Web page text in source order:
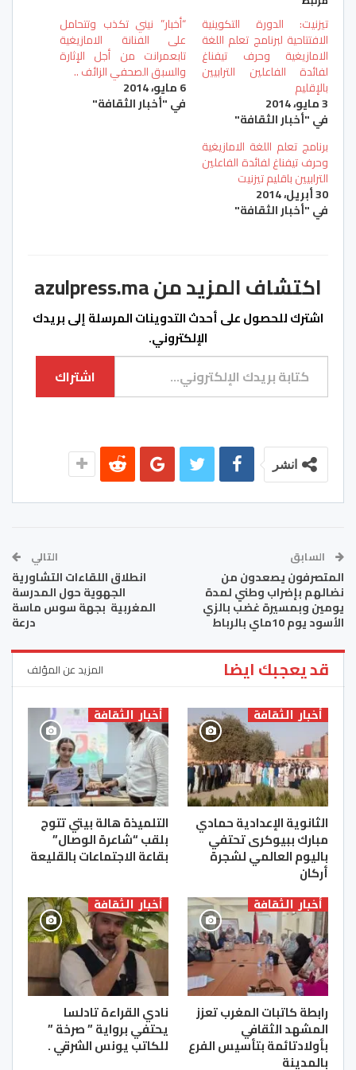
تيزنيت: الدورة التكوينية
الافتتاحية لبرنامج تعلم اللغة
الامازيغية وحرف تيفناغ
لفائدة الفاعلين الترابيين
بالإقليم
3 مايو، 2014
في "أخبار الثقافة"
“أخبار” نيني تكذب وتتحامل
على الفنانة الامازيغية
تابعمرانت من أجل الإثارة
والسبق الصحفي الزائف ..
6 مايو، 2014
في "أخبار الثقافة"
برنامج تعلم اللغة الامازيغية
وحرف تيفناغ لفائدة الفاعلين
الترابيين باقليم تيزنيت
30 أبريل، 2014
في "أخبار الثقافة"
اكتشاف المزيد من azulpress.ma
اشترك للحصول على أحدث التدوينات المرسلة إلى بريدك
الإلكتروني.
كتابة بريدك الإلكتروني...
اشتراك
انشر
السابق
المتصرفون يصعدون من
نضالهم بإضراب وطني لمدة
يومين وبمسيرة غضب بالزي
الأسود يوم 10ماي بالرباط
التالي
انطلاق اللقاءات التشاورية
الجهوية حول المدرسة
المغربية بجهة سوس ماسة
درعة
قد يعجبك ايضا المزيد عن المؤلف
أخبار الثقافة
الثانوية الإعدادية حمادي
مبارك ببيوكرى تحتفي
باليوم العالمي لشجرة
أركان
أخبار الثقافة
التلميذة هالة بيتي تتوج
بلقب “شاعرة الوصال”
بقاعة الاجتماعات بالقليعة
أخبار الثقافة
رابطة كاتبات المغرب تعزز
المشهد الثقافي
بأولادتائمة بتأسيس الفرع
بالمدينة
أخبار الثقافة
نادي القراءة تادلسا
يحتفي برواية ” صرخة ”
للكاتب يونس الشرقي .